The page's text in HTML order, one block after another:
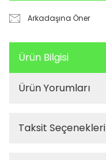
Arkadaşına Öner
Ürün Bilgisi
Ürün Yorumları
Taksit Seçenekleri